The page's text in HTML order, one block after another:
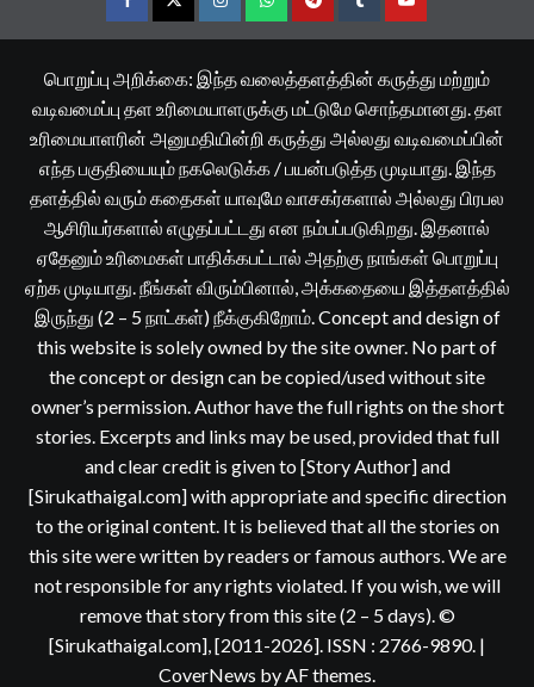
FacebookTwitterInstagramWhatsappTelegramTumblrYouTube
பொறுப்பு அறிக்கை: இந்த வலைத்தளத்தின் கருத்து மற்றும்
வடிவமைப்பு தள உரிமையாளருக்கு மட்டுமே சொந்தமானது. தள
உரிமையாளரின் அனுமதியின்றி கருத்து அல்லது வடிவமைப்பின்
எந்த பகுதியையும் நகலெடுக்க / பயன்படுத்த முடியாது. இந்த
தளத்தில் வரும் கதைகள் யாவுமே வாசகர்களால் அல்லது பிரபல
ஆசிரியர்களால் எழுதப்பட்டது என நம்பப்படுகிறது. இதனால்
ஏதேனும் உரிமைகள் பாதிக்கபட்டால் அதற்கு நாங்கள் பொறுப்பு
ஏற்க முடியாது. நீங்கள் விரும்பினால், அக்கதையை இத்தளத்தில்
இருந்து (2 – 5 நாட்கள்) நீக்குகிறோம். Concept and design of
this website is solely owned by the site owner. No part of
the concept or design can be copied/used without site
owner’s permission. Author have the full rights on the short
stories. Excerpts and links may be used, provided that full
and clear credit is given to [Story Author] and
[Sirukathaigal.com] with appropriate and specific direction
to the original content. It is believed that all the stories on
this site were written by readers or famous authors. We are
not responsible for any rights violated. If you wish, we will
remove that story from this site (2 – 5 days). ©
[Sirukathaigal.com], [2011-2026]. ISSN : 2766-9890. |
CoverNews by AF themes.